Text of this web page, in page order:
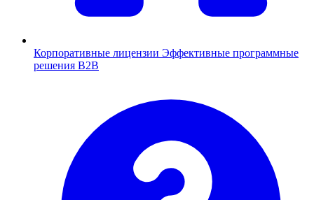
Корпоративные лицензии Эффективные программные
решения B2B